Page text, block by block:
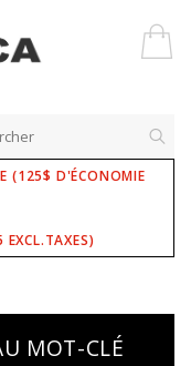
(125$ D'ÉCONOMIE
EXCL.TAXES)
MOT-CLÉ